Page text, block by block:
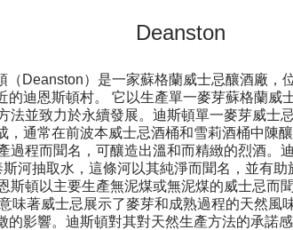
Deanston
（Deanston）是一家蘇格蘭威士忌釀酒廠，
的迪恩斯頓村。 它以生產單一麥芽蘇格蘭威
法並致力於永續發展。迪斯頓單一麥芽威士
，通常在前波本威士忌酒桶和雪莉酒桶中陳
過程而聞名，可釀造出溫和而精緻的烈酒。
斯河抽取水，這條河以其純淨而聞名，並有助
斯頓以主要生產無泥煤或無泥煤的威士忌而
味著威士忌展示了麥芽和成熟過程的天然風
的影響。迪斯頓對其對天然生產方法的承諾